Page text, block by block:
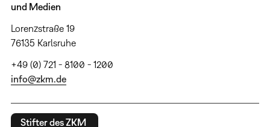
und Medien
Lorenzstraße 19
76135 Karlsruhe
+49 (0) 721 - 8100 - 1200
info@zkm.de
Stifter des ZKM